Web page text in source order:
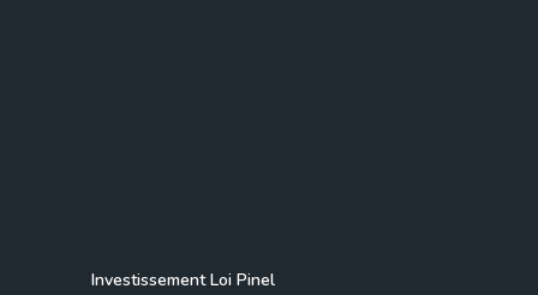
Investissement Loi Pinel